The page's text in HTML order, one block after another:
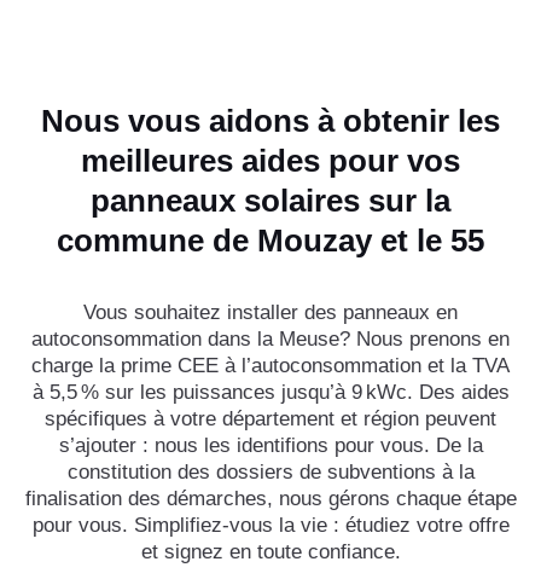
Nous vous aidons à obtenir les
meilleures aides pour vos
panneaux solaires sur la
commune de Mouzay et le 55
Vous souhaitez installer des panneaux en
autoconsommation dans la Meuse? Nous prenons en
charge la prime CEE à l’autoconsommation et la TVA
à 5,5 % sur les puissances jusqu’à 9 kWc. Des aides
spécifiques à votre département et région peuvent
s’ajouter : nous les identifions pour vous. De la
constitution des dossiers de subventions à la
finalisation des démarches, nous gérons chaque étape
pour vous. Simplifiez-vous la vie : étudiez votre offre
et signez en toute confiance.